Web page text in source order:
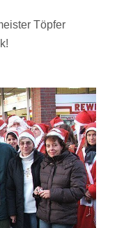
Töpfer